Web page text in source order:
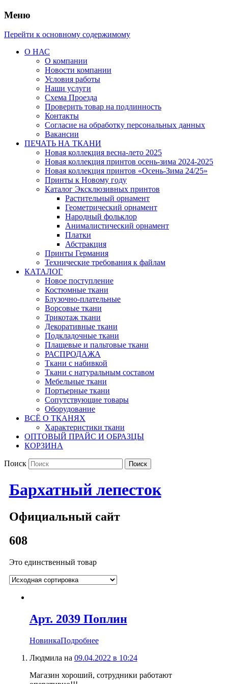
Меню
Перейти к основному содержимому
О НАС
О компании
Новости компании
Условия работы
Наши услуги
Схема Проезда
Проверить товар на подлинность
Контакты
Согласие на обработку персональных данных
Вакансии
ПЕЧАТЬ НА ТКАНИ
Новая коллекция весна-лето 2025
Новая коллекция принтов осень-зима 2024-2025
Новая коллекция принтов «Осень-Зима 24/25»
Принты к Новому году
Каталог Эксклюзивных принтов
Растительный орнамент
Геометрический орнамент
Народный фольклор
Анималистический орнамент
Платки
Абстракция
Принты Германия
Технические требования к файлам
КАТАЛОГ
Новое поступление
Костюмные ткани
Блузочно-плательные
Ворсовые ткани
Трикотаж ткани
Декоративные ткани
Подкладочные ткани
Плащевые и пальтовые ткани
РАСПРОДАЖА
Ткани с набивкой
Ткани с натуральным составом
Мебельные ткани
Портьерные ткани
Сопутствующие товары
Оборудование
ВСЁ О ТКАНЯХ
Характеристики ткани
ОПТОВЫЙ ПРАЙС И ОБРАЗЦЫ
КОРЗИНА
Поиск
Бархатный лепесток
Официальный сайт
608
Это единственный товар
Арт. 2039 Поплин
НовинкаПодробнее
Людмила на 09.04.2022 в 10:24
Магазин хороший, сотрудники работают